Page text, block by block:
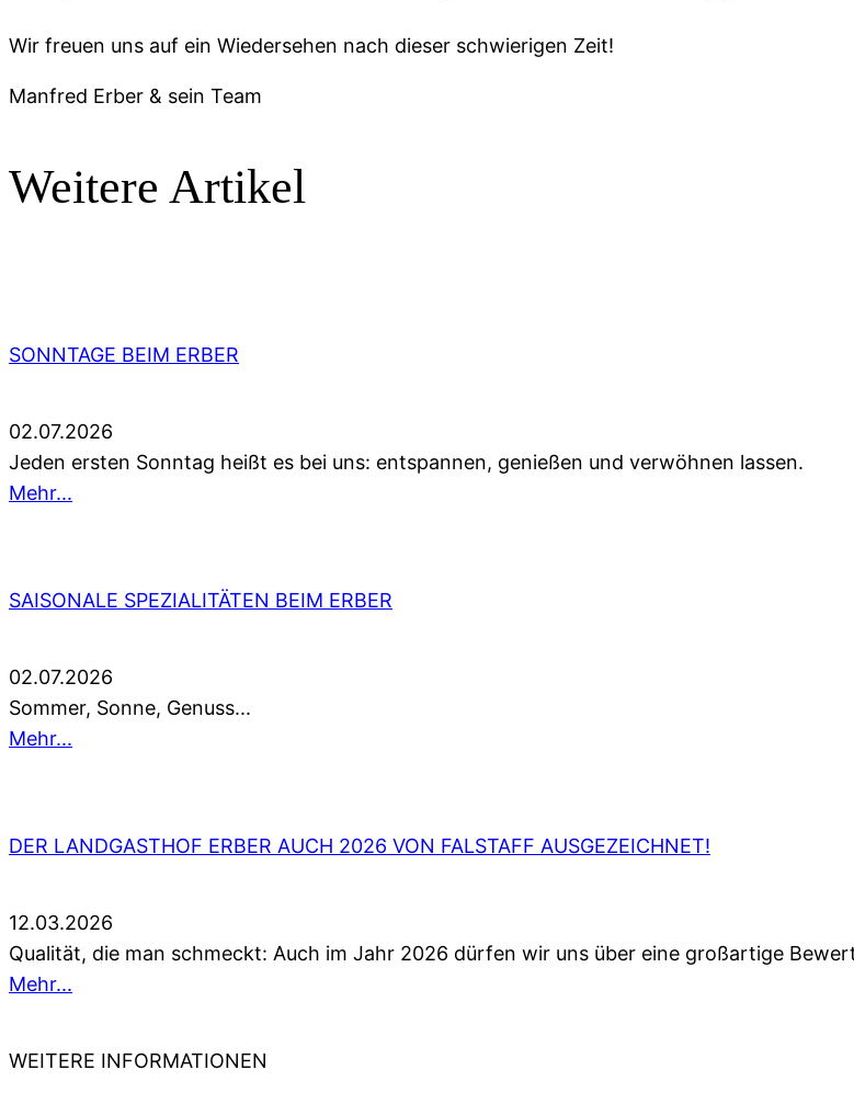
Wir freuen uns auf ein Wiedersehen nach dieser schwierigen Zeit!
Manfred Erber & sein Team
Weitere Artikel
SONNTAGE BEIM ERBER
02.07.2026
Jeden ersten Sonntag heißt es bei uns: entspannen, genießen und verwöhnen lassen.
Mehr...
SAISONALE SPEZIALITÄTEN BEIM ERBER
02.07.2026
Sommer, Sonne, Genuss...
Mehr...
DER LANDGASTHOF ERBER AUCH 2026 VON FALSTAFF AUSGEZEICHNET!
12.03.2026
Qualität, die man schmeckt: Auch im Jahr 2026 dürfen wir uns über eine großartige
Mehr...
WEITERE INFORMATIONEN